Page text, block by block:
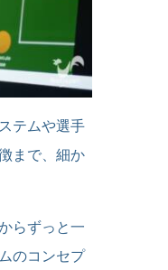
テムや選手
まで、細か
らずっと一
のコンセプ